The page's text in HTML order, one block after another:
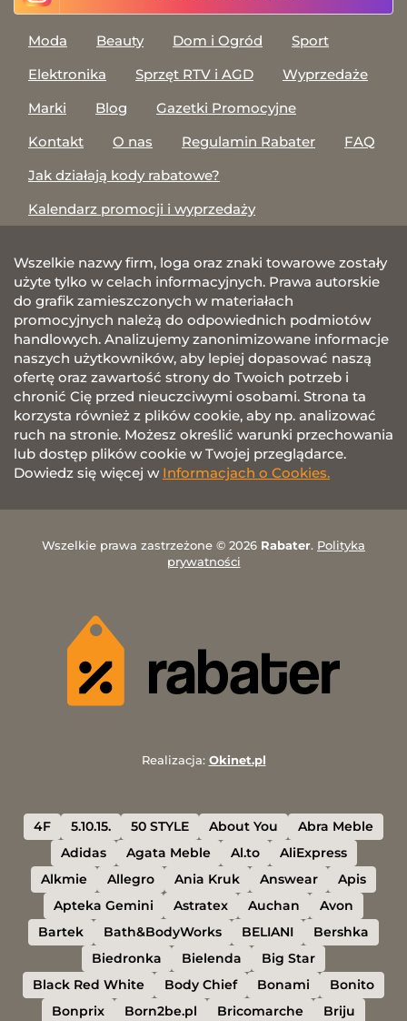
Moda Beauty Dom i Ogród
Sport
Elektronika
Sprzęt RTV i AGD
Wyprzedaże
Marki
Blog
Gazetki Promocyjne
Kontakt
O nas Regulamin Rabater
FAQ
Jak działają kody rabatowe?
Kalendarz promocji i wyprzedaży
Wszelkie nazwy firm, loga oraz znaki towarowe zostały
użyte tylko w celach informacyjnych. Prawa autorskie
do grafik zamieszczonych w materiałach
promocyjnych należą do odpowiednich podmiotów
handlowych. Analizujemy zanonimizowane informacje
naszych użytkowników, aby lepiej dopasować naszą
ofertę oraz zawartość strony do Twoich potrzeb i
chronić Cię przed nieuczciwymi osobami. Strona ta
korzysta również z plików cookie, aby np. analizować
ruch na stronie. Możesz określić warunki przechowania
lub dostęp plików cookie w Twojej przeglądarce.
Dowiedz się więcej w Informacjach o Cookies.
Wszelkie prawa zastrzeżone © 2026 Rabater. Polityka
prywatności
Realizacja: Okinet.pl
4F 5.10.15. 50 STYLE About You
Abra Meble
Adidas
Agata Meble Al.to
AliExpress
Alkmie
Allegro Ania Kruk Answear
Apis
Apteka Gemini
Astratex Auchan
Avon
Bartek
Bath&BodyWorks BELIANI
Bershka
Biedronka
Bielenda
Big Star
Black Red White
Body Chief Bonami
Bonito
Bonprix
Born2be.pl Bricomarche Briju